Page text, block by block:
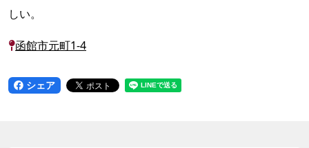
しい。
函館市元町1-4
シェア